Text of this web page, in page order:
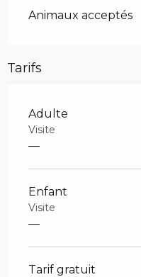
Animaux acceptés
Tarifs
Adulte
Visite
—
Enfant
Visite
—
Tarif gratuit